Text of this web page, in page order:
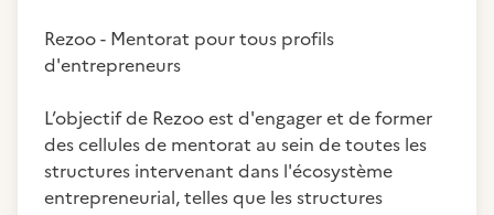
Rezoo - Mentorat pour tous profils
d'entrepreneurs
L’objectif de Rezoo est d'engager et de former
des cellules de mentorat au sein de toutes les
structures intervenant dans l'écosystème
entrepreneurial, telles que les structures